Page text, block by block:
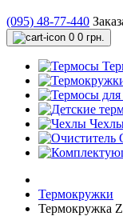
(095) 48-77-440
0 0 грн.
Термокружки
Термокружка